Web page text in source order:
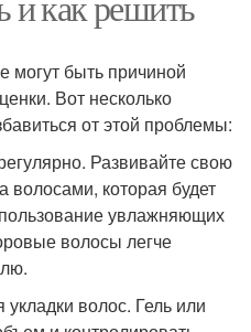
могут быть причиной
Вот несколько
от этой проблемы:
Развивайте свою
волосами, которая будет
увлажняющих
волосы легче
волос. Гель или